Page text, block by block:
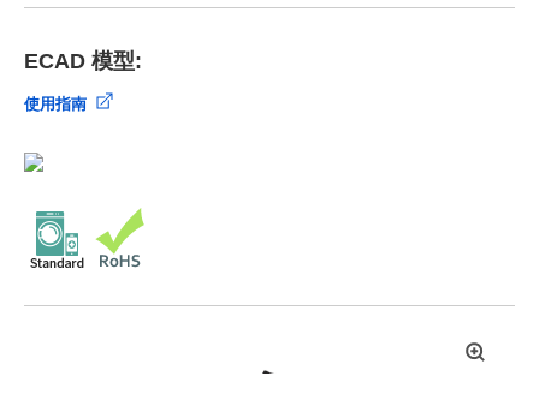
ECAD 模型:
使用指南
拡